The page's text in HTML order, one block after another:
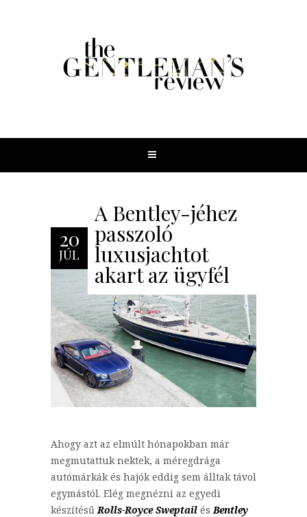
20
JÚL
A Bentley-jéhez
passzoló
luxusjachtot
akart az ügyfél
Ahogy azt az elmúlt hónapokban már
megmutattuk nektek, a méregdrága
autómárkák és hajók eddig sem álltak távol
egymástól. Elég megnézni az egyedi
készítésű Rolls-Royce Sweptail és Bentley